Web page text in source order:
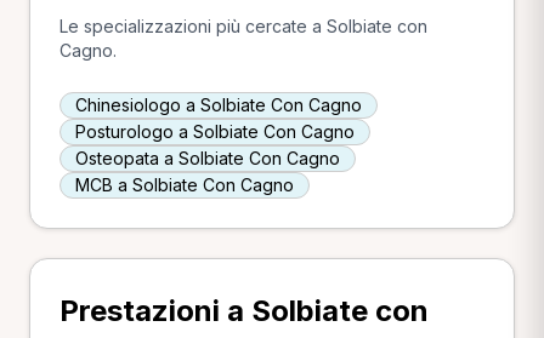
Le specializzazioni più cercate a Solbiate con
Cagno.
Chinesiologo a Solbiate Con Cagno
Posturologo a Solbiate Con Cagno
Osteopata a Solbiate Con Cagno
MCB a Solbiate Con Cagno
Prestazioni a Solbiate con